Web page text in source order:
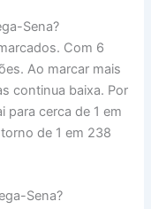
Sena?
Com 6
Ao marcar mais
continua baixa. Por
para cerca de 1 em
de 1 em 238
Sena?